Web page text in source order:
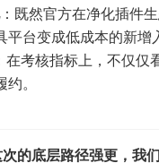
：既然官方在净化插件
平台变成低成本的新增
在考核指标上，不仅
。
的底层路径强更，我